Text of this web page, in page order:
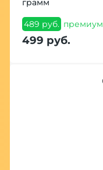
грамм
489 руб. премиум
499 руб.